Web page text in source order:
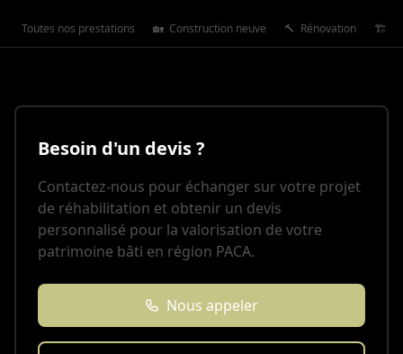
Toutes nos prestations 🏡 Construction neuve 🔨 Rénovation 🏗️
Besoin d'un devis ?
Contactez-nous pour échanger sur votre projet
de réhabilitation et obtenir un devis
personnalisé pour la valorisation de votre
patrimoine bâti en région PACA.
Nous appeler